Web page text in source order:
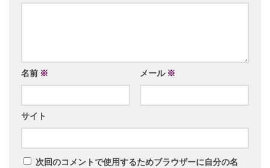
名前 ※ メール ※
サイト
次回のコメントで使用するためブラウザーに自分の名